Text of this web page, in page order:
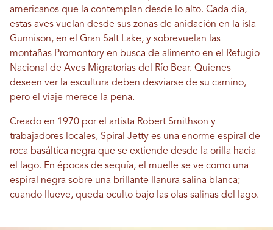
americanos que la contemplan desde lo alto. Cada día,
estas aves vuelan desde sus zonas de anidación en la isla
Gunnison, en el Gran Salt Lake, y sobrevuelan las
montañas Promontory en busca de alimento en el Refugio
Nacional de Aves Migratorias del Río Bear. Quienes
deseen ver la escultura deben desviarse de su camino,
pero el viaje merece la pena.
Creado en 1970 por el artista Robert Smithson y
trabajadores locales, Spiral Jetty es una enorme espiral de
roca basáltica negra que se extiende desde la orilla hacia
el lago. En épocas de sequía, el muelle se ve como una
espiral negra sobre una brillante llanura salina blanca;
cuando llueve, queda oculto bajo las olas salinas del lago.